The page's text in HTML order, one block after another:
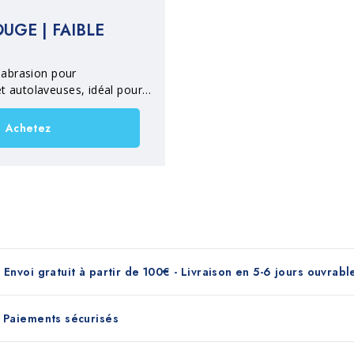
| FAIBLE
pour
autolaveuses, idéal pour
le dégraissage
cires d'entretien sur les
Achetez
Envoi gratuit à partir de 100€ - Livraison en 5-6 jours
Paiements sécurisés